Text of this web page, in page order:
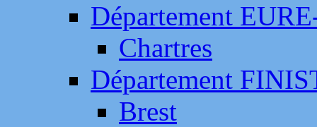
Département
Chartres
Département
Brest